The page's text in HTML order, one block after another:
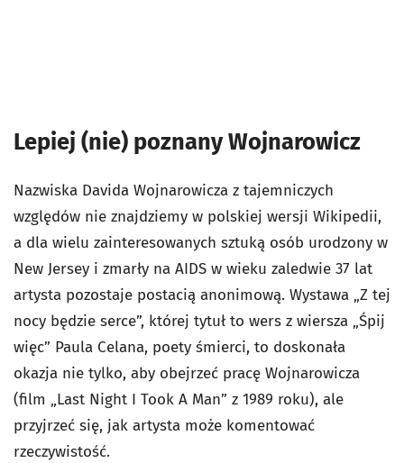
Lepiej (nie) poznany Wojnarowicz
Nazwiska Davida Wojnarowicza z tajemniczych
względów nie znajdziemy w polskiej wersji Wikipedii,
a dla wielu zainteresowanych sztuką osób urodzony w
New Jersey i zmarły na AIDS w wieku zaledwie 37 lat
artysta pozostaje postacią anonimową. Wystawa „Z tej
nocy będzie serce”, której tytuł to wers z wiersza „Śpij
więc” Paula Celana, poety śmierci, to doskonała
okazja nie tylko, aby obejrzeć pracę Wojnarowicza
(film „Last Night I Took A Man” z 1989 roku), ale
przyjrzeć się, jak artysta może komentować
rzeczywistość.